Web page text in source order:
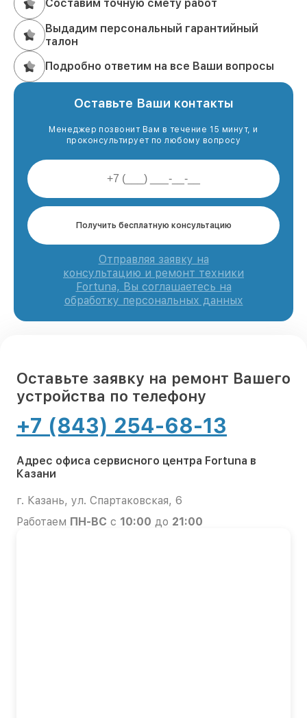
Составим точную смету работ
Выдадим персональный гарантийный
талон
Подробно ответим на все Ваши вопросы
Оставьте Ваши контакты
Менеджер позвонит Вам в течение 15 минут, и
проконсультирует по любому вопросу
Получить бесплатную консультацию
Отправляя заявку на
консультацию и ремонт техники
Fortuna, Вы соглашаетесь на
обработку персональных данных
Оставьте заявку на ремонт Вашего
устройства по телефону
+7 (843) 254-68-13
Адрес офиса сервисного центра Fortuna в
Казани
г. Казань, ул. Спартаковская, 6
Работаем ПН-ВС с 10:00 до 21:00